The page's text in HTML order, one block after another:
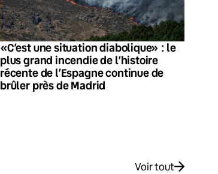
«C’est une situation diabolique» : le
plus grand incendie de l’histoire
récente de l’Espagne continue de
brûler près de Madrid
Voir tout